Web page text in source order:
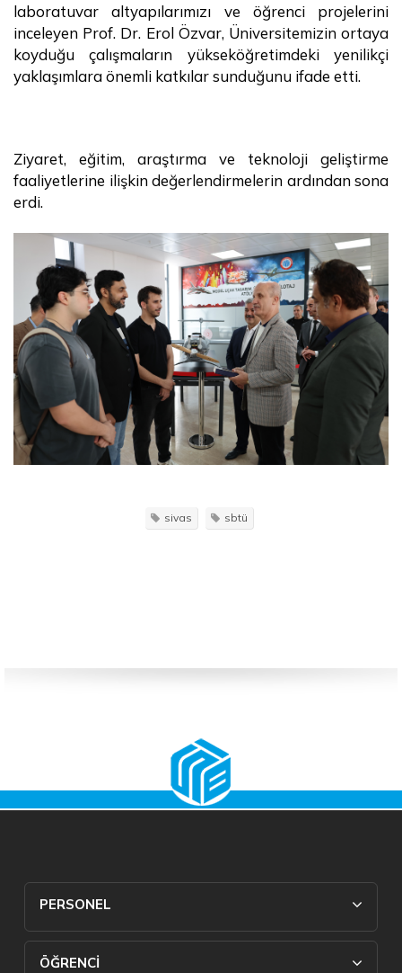
laboratuvar altyapılarımızı ve öğrenci projelerini
inceleyen Prof. Dr. Erol Özvar, Üniversitemizin ortaya
koyduğu çalışmaların yükseköğretimdeki yenilikçi
yaklaşımlara önemli katkılar sunduğunu ifade etti.
Ziyaret, eğitim, araştırma ve teknoloji geliştirme
faaliyetlerine ilişkin değerlendirmelerin ardından sona
erdi.
sivas sbtü
PERSONEL
ÖĞRENCİ